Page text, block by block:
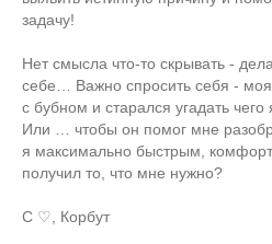
задачу!
Нет смысла что-то скрывать -
себе… Важно спросить себя -
с бубном и старался угадать
Или … чтобы он помог мне
я максимально быстрым,
получил то, что мне нужно?
С ♡, Корбут